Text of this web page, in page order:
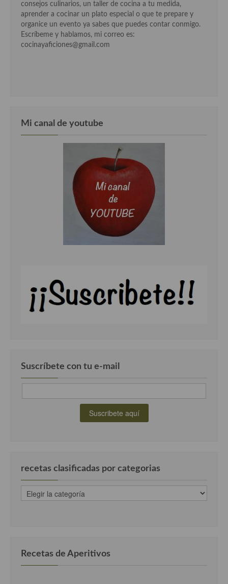
Cocina Europea
Cocina Alemana
Cocina Bulgara
Cocina de la Republica Checa
Cocina de Polonia
Cocina de Ucrania
Cocina Holandesa
Cocina Hungara
Cocina Luxemburgo
Cocina Polaca
Cocina Suiza
Cocina Turca
consejos culinarios, un taller de cocina a tu medida,
aprender a cocinar un plato especial o que te prepare y
organice un evento ya sabes que puedes contar conmigo.
Escríbeme y hablamos, mi correo es:
cocinayaficiones@gmail.com
Mi canal de youtube
Suscríbete con tu e-mail
recetas clasificadas por categorias
recetas
clasificadas
Recetas de Aperitivos